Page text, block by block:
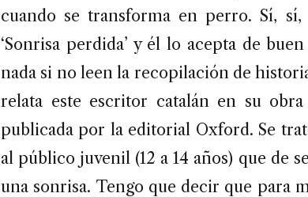
cuando se transforma en perro. Sí,
‘Sonrisa perdida’ y él lo acepta de
nada si no leen la recopilación de
relata este escritor catalán en su
publicada por la editorial Oxford. Se
al público juvenil (12 a 14 años) que de
una sonrisa. Tengo que decir que para